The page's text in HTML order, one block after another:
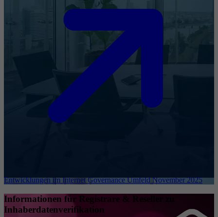
Entwicklungen im Internet Governance Umfeld November 2025
Informationen für Registrare & Reseller zu
Inhaberdatenverifikation